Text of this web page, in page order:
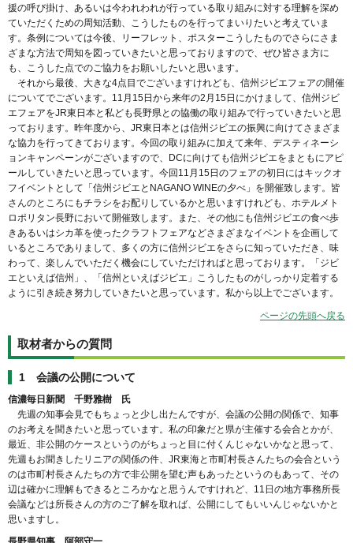
援の呼び掛け、あるいは今われわれが行っている取り組みに対する理解を深め
ていただくための周知活動、こうしたものを行ってまいりたいと考えていま
す。条例については今後、リーフレット、ポスターこうしたものでさらにさま
ざまな方法で周知を図っていきたいと思っておりますので、ぜひ皆さま方に
も、こうした点でのご協力をお願いしたいと思います。
それから最後、大きな4点目でございますけれども、信州ジビエフェアの開催
についてでございます。11月15日から来年の2月15日にかけまして、信州ジビ
エフェアをJR東日本と私ども長野県との協働の取り組みで行っていきたいと思
っております。昨年度から、JR東日本とは信州ジビエの振興に向けてさまざま
な協力を行ってきております。今回の取り組みに加えて来年、デスティネーシ
ョンキャンペーンがございますので、DCに向けても信州ジビエをまともにアピ
ールしていきたいと思っています。今回11月15日のフェアの初日にはキックオ
フイベントとして「信州ジビエとNAGANO WINEの夕べ」を開催致します。皆
さんのところにもチラシをお配りしているかと思いますけれども、ホテルメト
ロポリタン長野において開催致します。また、その他にも信州ジビエの食べ歩
きあるいはシカ革を使ったクラフトフェアなどさまざまなイベントを企画して
いるところでありまして、多くの方に信州ジビエをさらに知っていただき、味
わって、楽しんでいただく機会にしていただければと思っております。「ジビ
エといえば信州」、「信州といえばジビエ」こうしたものがしっかり定着する
ように引き続き努力していきたいと思っています。私から以上でございます。
ページの先頭へ戻る
取材者からの質問
1 会議の公開について
信濃毎日新聞 千野雅樹 氏
先週の知事会見でもちょっと少し出たんですが、会議の公開の関係で、知事
のお考えを聞きたいと思っています。私の印象だと県が主催する会合とかが、
最近、非公開のケースというのがちょっと目に付くんじゃないかなと思って、
先週もお聞きしたリニアの関係の件、JR東海と市町村長さんたちの会合という
のは市町村長さんたちの方で非公開を望む声もあったというのもあって、その
辺は確かに理解もできるところかなと思うんですけれど、11日の地方事務所長
会議などは所長さんの方のご了解を取れば、公開にしてもいいんじゃないかと
思いますし。